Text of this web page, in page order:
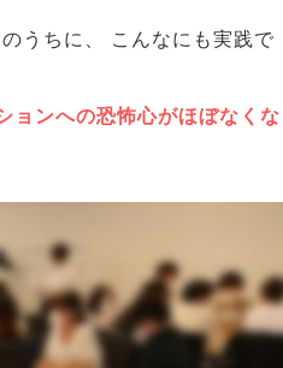
うちに、
こんなにも実践で
ョンへの恐怖心がほぼなくな